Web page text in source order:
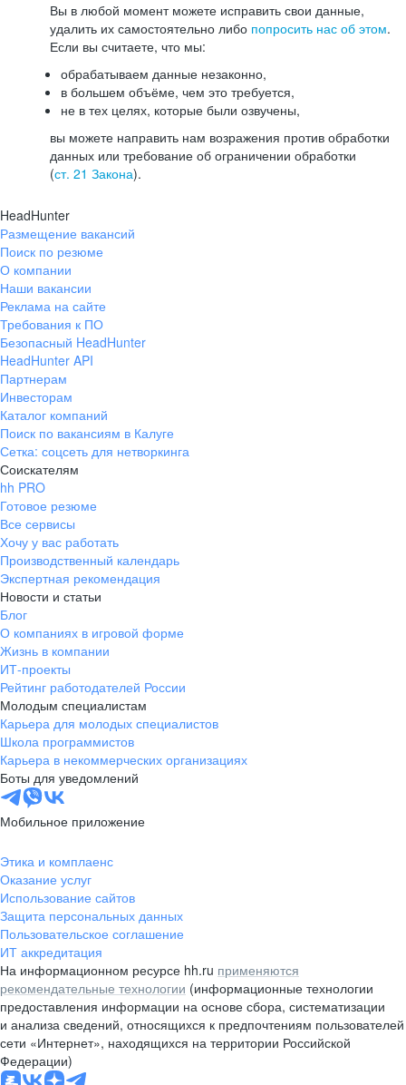
Вы в любой момент можете исправить свои данные,
удалить их самостоятельно либо попросить нас об этом.
Если вы считаете, что мы:
обрабатываем данные незаконно,
в большем объёме, чем это требуется,
не в тех целях, которые были озвучены,
вы можете направить нам возражения против обработки
данных или требование об ограничении обработки
(ст. 21 Закона).
HeadHunter
Размещение вакансий
Поиск по резюме
О компании
Наши вакансии
Реклама на сайте
Требования к ПО
Безопасный HeadHunter
HeadHunter API
Партнерам
Инвесторам
Каталог компаний
Поиск по вакансиям в Калуге
Сетка: соцсеть для нетворкинга
Соискателям
hh PRO
Готовое резюме
Все сервисы
Хочу у вас работать
Производственный календарь
Экспертная рекомендация
Новости и статьи
Блог
О компаниях в игровой форме
Жизнь в компании
ИТ-проекты
Рейтинг работодателей России
Молодым специалистам
Карьера для молодых специалистов
Школа программистов
Карьера в некоммерческих организациях
Боты для уведомлений
Мобильное приложение
Этика и комплаенс
Оказание услуг
Использование сайтов
Защита персональных данных
Пользовательское соглашение
ИТ аккредитация
На информационном ресурсе hh.ru применяются
рекомендательные технологии (информационные технологии
предоставления информации на основе сбора, систематизации
и анализа сведений, относящихся к предпочтениям пользователей
сети «Интернет», находящихся на территории Российской
Федерации)